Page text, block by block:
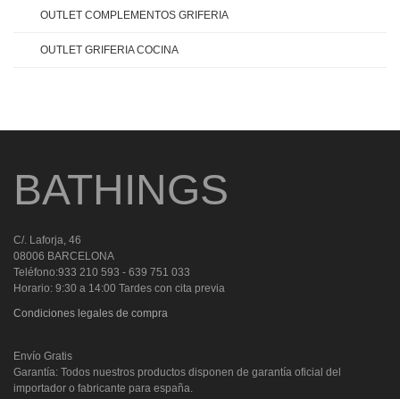
OUTLET COMPLEMENTOS GRIFERIA
OUTLET GRIFERIA COCINA
BATHINGS
C/. Laforja, 46
08006 BARCELONA
Teléfono:933 210 593 - 639 751 033
Horario: 9:30 a 14:00 Tardes con cita previa
Condiciones legales de compra
Envío Gratis
Garantía: Todos nuestros productos disponen de garantía oficial del
importador o fabricante para españa.